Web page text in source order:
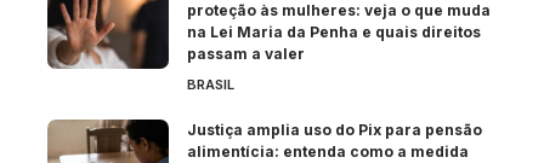
proteção às mulheres: veja o que muda
na Lei Maria da Penha e quais direitos
passam a valer
BRASIL
Justiça amplia uso do Pix para pensão
alimentícia: entenda como a medida